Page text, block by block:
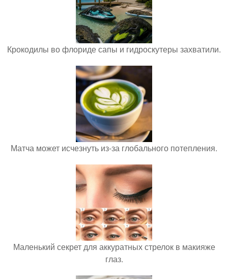
Крокодилы во флориде сапы и гидроскутеры захватили.
Матча может исчезнуть из-за глобального потепления.
Маленький секрет для аккуратных стрелок в макияже
глаз.